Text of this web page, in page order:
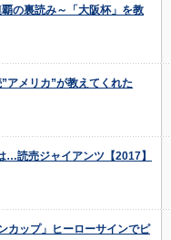
の裏読み～「大阪杯」を教
アメリカ”が教えてくれた
…読売ジャイアンツ【2017】
カップ」ヒーローサインでピ